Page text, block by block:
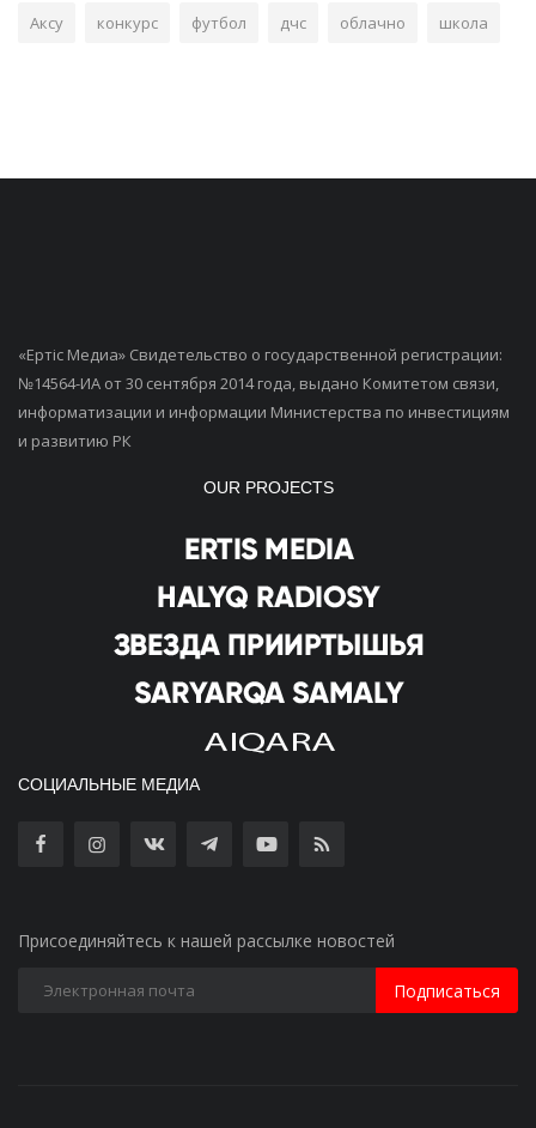
Аксу конкурс футбол дчс облачно школа
«Ертiс Медиа» Свидетельство о государственной регистрации:
№14564-ИА от 30 сентября 2014 года, выдано Комитетом связи,
информатизации и информации Министерства по инвестициям
и развитию РК
OUR PROJECTS
СОЦИАЛЬНЫЕ МЕДИА
Присоединяйтесь к нашей рассылке новостей
Подписаться